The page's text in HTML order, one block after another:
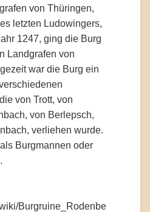
von Thüringen,
letzten Ludowingers,
1247, ging die Burg
Landgrafen von
war die Burg ein
von Trott, von
von Berlepsch,
verliehen wurde.
Burgmannen oder
Burgruine_Rodenbe